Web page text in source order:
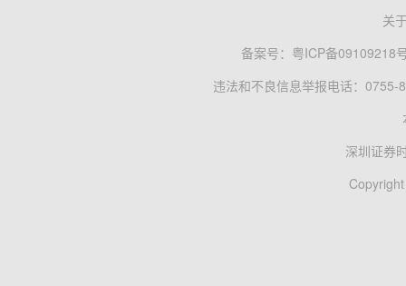
关
备案号： 粤ICP备09109218
违法和不良信息举报电话：0755-
深圳证券